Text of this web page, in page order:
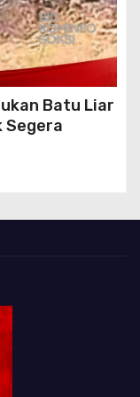
Batu Liar
Segera